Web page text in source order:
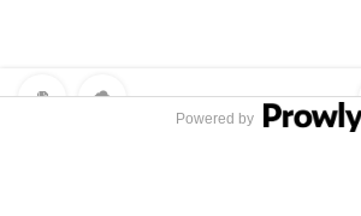
Powered by